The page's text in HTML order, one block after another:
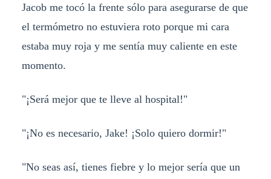
Jacob me tocó la frente sólo para asegurarse de que
el termómetro no estuviera roto porque mi cara
estaba muy roja y me sentía muy caliente en este
momento.
"¡Será mejor que te lleve al hospital!"
"¡No es necesario, Jake! ¡Solo quiero dormir!"
"No seas así, tienes fiebre y lo mejor sería que un